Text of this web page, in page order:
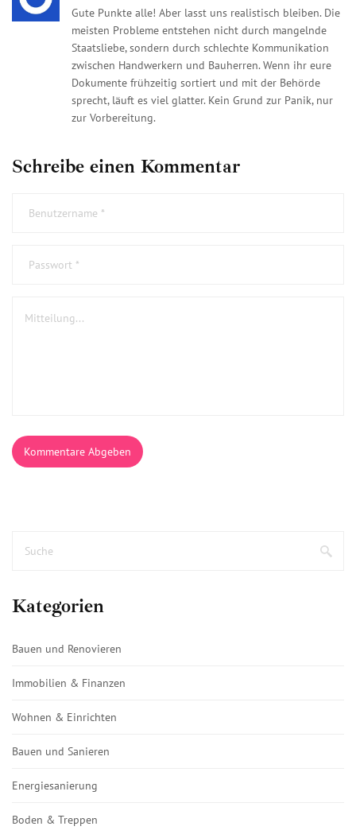
Gute Punkte alle! Aber lasst uns realistisch bleiben. Die
meisten Probleme entstehen nicht durch mangelnde
Staatsliebe, sondern durch schlechte Kommunikation
zwischen Handwerkern und Bauherren. Wenn ihr eure
Dokumente frühzeitig sortiert und mit der Behörde
sprecht, läuft es viel glatter. Kein Grund zur Panik, nur
zur Vorbereitung.
Schreibe einen Kommentar
Kommentare Abgeben
Kategorien
Bauen und Renovieren
Immobilien & Finanzen
Wohnen & Einrichten
Bauen und Sanieren
Energiesanierung
Boden & Treppen